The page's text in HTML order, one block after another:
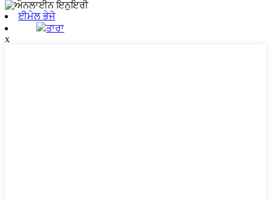
ਈਮੇਲ ਭੇਜੋ
ਤਾਰਾ
x